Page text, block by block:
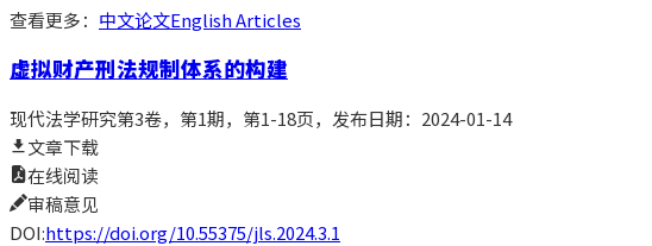
查看更多： 中文论文English Articles
虚拟财产刑法规制体系的构建
现代法学研究第3卷，第1期，第1-18页，发布日期：2024-01-14
文章下载
在线阅读
审稿意见
DOI:https://doi.org/10.55375/jls.2024.3.1